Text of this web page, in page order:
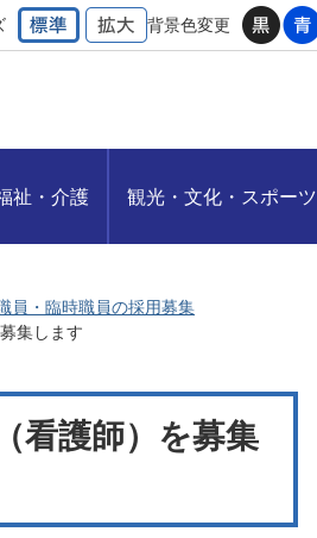
背景色変更
祉・介護 観光・文化・スポーツ
員・臨時職員の採用募集
集します
看護師）を募集